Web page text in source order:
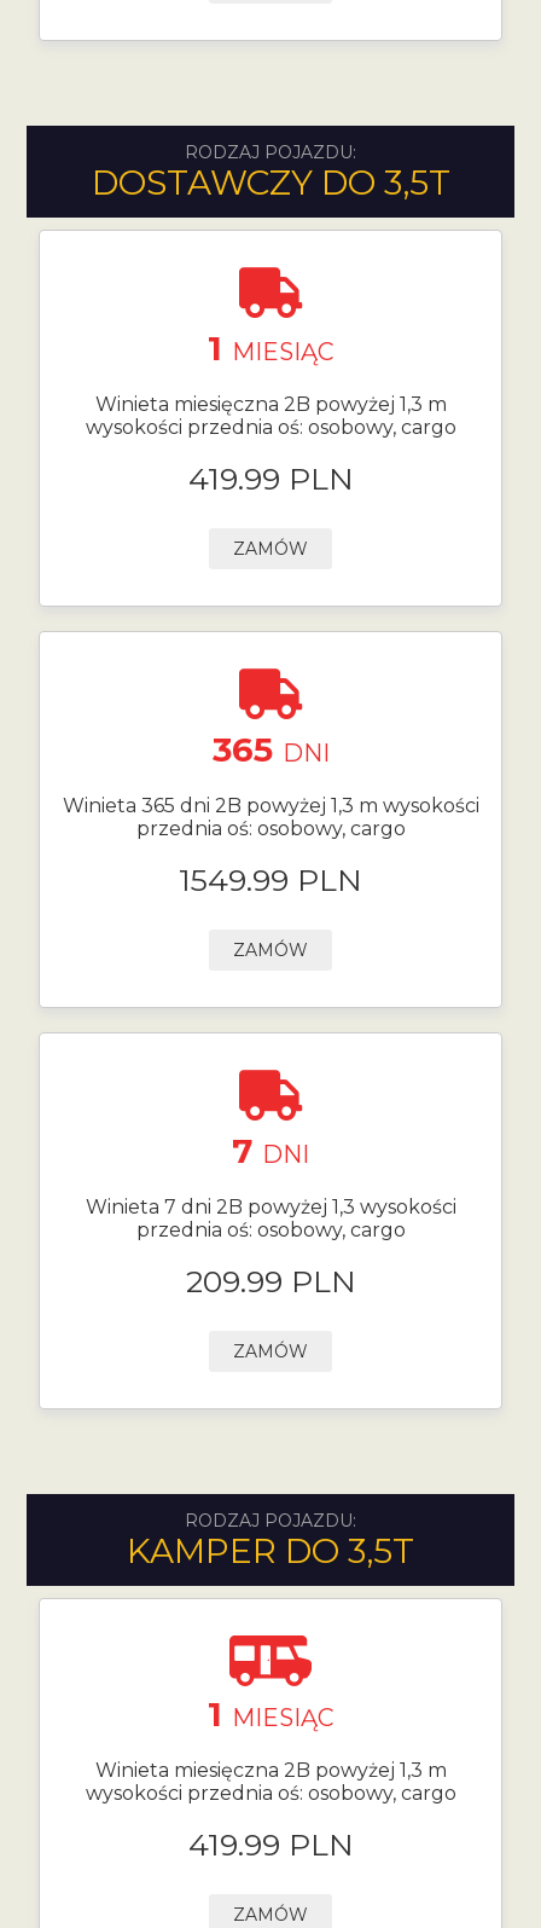
RODZAJ POJAZDU:
DOSTAWCZY DO 3,5T
1 MIESIĄC
Winieta miesięczna 2B powyżej 1,3 m
wysokości przednia oś: osobowy, cargo
419.99 PLN
ZAMÓW
365 DNI
Winieta 365 dni 2B powyżej 1,3 m wysokości
przednia oś: osobowy, cargo
1549.99 PLN
ZAMÓW
7 DNI
Winieta 7 dni 2B powyżej 1,3 wysokości
przednia oś: osobowy, cargo
209.99 PLN
ZAMÓW
RODZAJ POJAZDU:
KAMPER DO 3,5T
1 MIESIĄC
Winieta miesięczna 2B powyżej 1,3 m
wysokości przednia oś: osobowy, cargo
419.99 PLN
ZAMÓW